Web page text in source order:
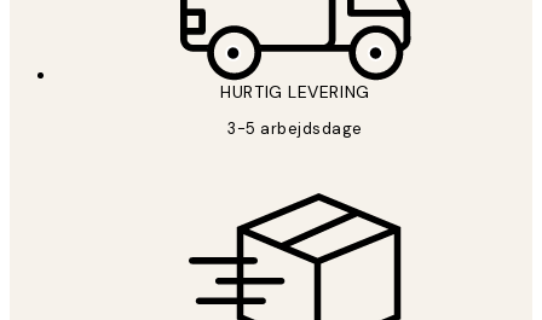
HURTIG LEVERING
3-5 arbejdsdage